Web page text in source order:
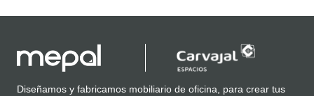
Diseñamos y fabricamos mobiliario de oficina, para crear tus